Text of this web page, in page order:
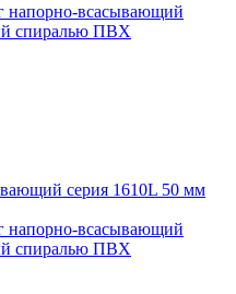
всасывающий
спиралью ПВХ
всасывающий
спиралью ПВХ